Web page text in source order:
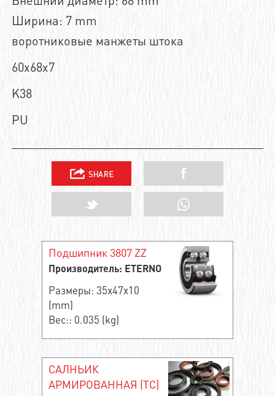
Ширина: 7 mm
воротниковые манжеты штока
60x68x7
K38
PU
Подшипник 3807 ZZ
Производитель: ETERNO
Размеры: 35x47x10
(mm)
Вес:: 0.035 (kg)
САЛНЬИК
АРМИРОВАННАЯ (TC)